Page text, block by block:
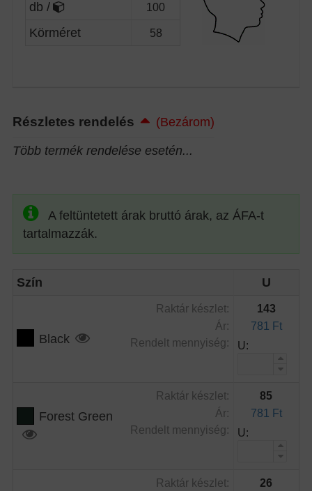
db / 100
Körméret 58
Részletes rendelés
(Bezárom)
Több termék rendelése esetén...
A feltüntetett árak bruttó árak, az ÁFA-t
tartalmazzák.
Szín U
Black
Raktár készlet:
Ár:
Rendelt mennyiség:
143
781 Ft
U:
Forest Green
Raktár készlet:
Ár:
Rendelt mennyiség:
85
781 Ft
U:
Raktár készlet:
26